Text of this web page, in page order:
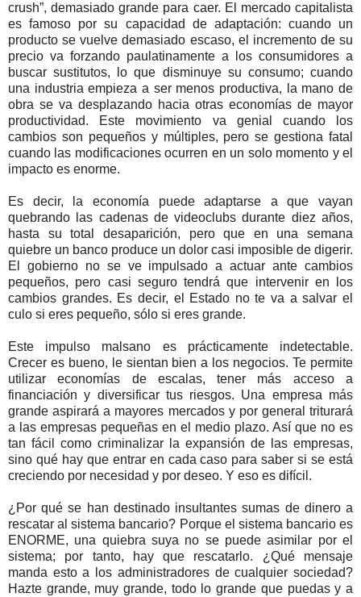
crush”, demasiado grande para caer. El mercado capitalista
es famoso por su capacidad de adaptación: cuando un
producto se vuelve demasiado escaso, el incremento de su
precio va forzando paulatinamente a los consumidores a
buscar sustitutos, lo que disminuye su consumo; cuando
una industria empieza a ser menos productiva, la mano de
obra se va desplazando hacia otras economías de mayor
productividad. Este movimiento va genial cuando los
cambios son pequeños y múltiples, pero se gestiona fatal
cuando las modificaciones ocurren en un solo momento y el
impacto es enorme.
Es decir, la economía puede adaptarse a que vayan
quebrando las cadenas de videoclubs durante diez años,
hasta su total desaparición, pero que en una semana
quiebre un banco produce un dolor casi imposible de digerir.
El gobierno no se ve impulsado a actuar ante cambios
pequeños, pero casi seguro tendrá que intervenir en los
cambios grandes. Es decir, el Estado no te va a salvar el
culo si eres pequeño, sólo si eres grande.
Este impulso malsano es prácticamente indetectable.
Crecer es bueno, le sientan bien a los negocios. Te permite
utilizar economías de escalas, tener más acceso a
financiación y diversificar tus riesgos. Una empresa más
grande aspirará a mayores mercados y por general triturará
a las empresas pequeñas en el medio plazo. Así que no es
tan fácil como criminalizar la expansión de las empresas,
sino qué hay que entrar en cada caso para saber si se está
creciendo por necesidad y por deseo. Y eso es difícil.
¿Por qué se han destinado insultantes sumas de dinero a
rescatar al sistema bancario? Porque el sistema bancario es
ENORME, una quiebra suya no se puede asimilar por el
sistema; por tanto, hay que rescatarlo. ¿Qué mensaje
manda esto a los administradores de cualquier sociedad?
Hazte grande, muy grande, todo lo grande que puedas y a